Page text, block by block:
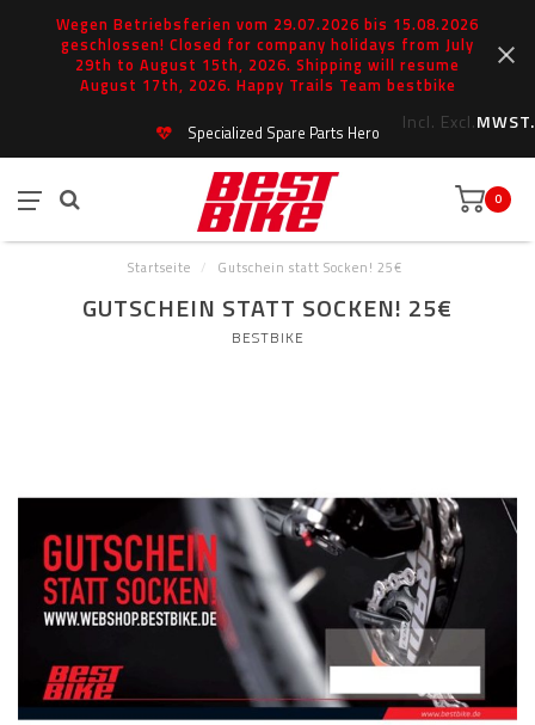
Wegen Betriebsferien vom 29.07.2026 bis 15.08.2026
geschlossen! Closed for company holidays from July
29th to August 15th, 2026. Shipping will resume
August 17th, 2026. Happy Trails Team bestbike
Incl. Excl.MWST.
Specialized Spare Parts Hero
0
Startseite / Gutschein statt Socken! 25€
GUTSCHEIN STATT SOCKEN! 25€
BESTBIKE